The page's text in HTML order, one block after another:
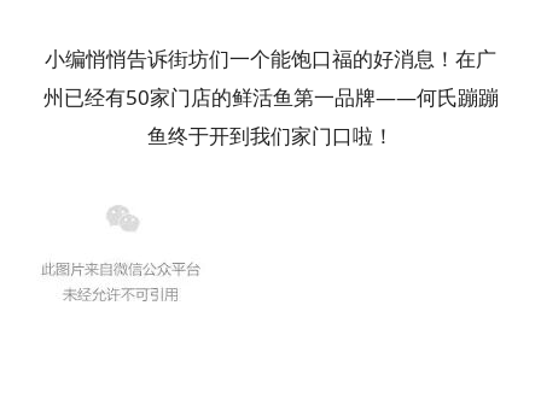
小编悄悄告诉街坊们一个能饱口福的好消息！在广
州已经有50家门店的鲜活鱼第一品牌——何氏蹦蹦
鱼终于开到我们家门口啦！